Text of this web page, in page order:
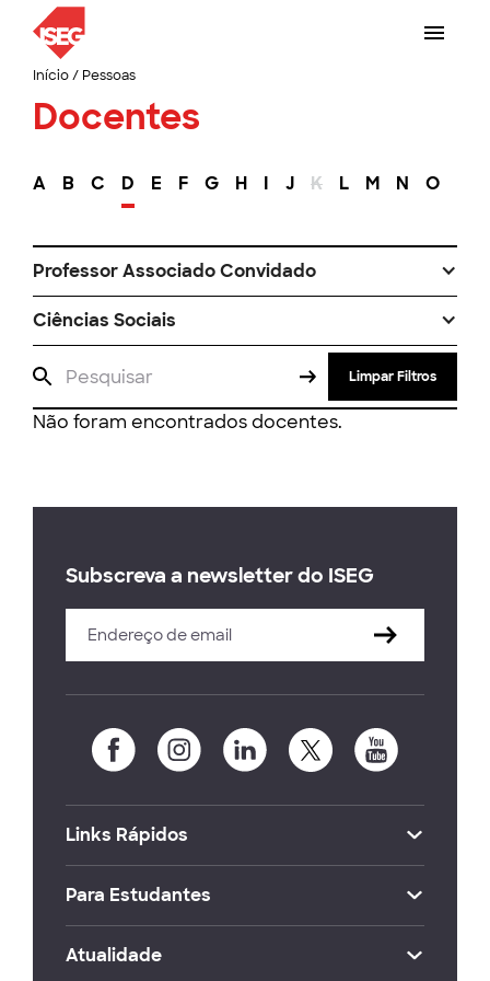
Início/ Pessoas
Docentes
A B C D E F G H I J K L M N O
Professor Associado Convidado
Ciências Sociais
Limpar Filtros
Não foram encontrados docentes.
Subscreva a newsletter do ISEG
Links Rápidos
Para Estudantes
Atualidade